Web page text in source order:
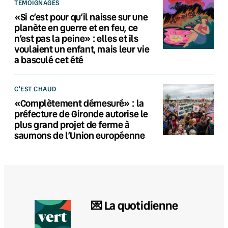
TÉMOIGNAGES
«Si c’est pour qu’il naisse sur une
planète en guerre et en feu, ce
n’est pas la peine» : elles et ils
voulaient un enfant, mais leur vie
a basculé cet été
C'EST CHAUD
«Complètement démesuré» : la
préfecture de Gironde autorise le
plus grand projet de ferme à
saumons de l’Union européenne
💌 La quotidienne